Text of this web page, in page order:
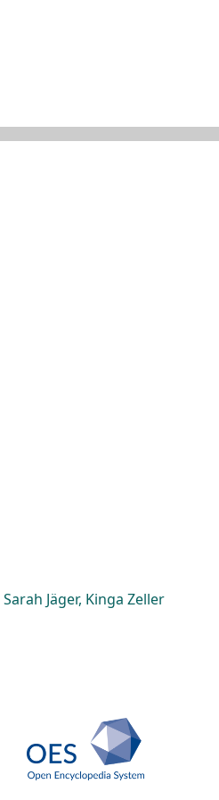
Jäger, Kinga Zeller